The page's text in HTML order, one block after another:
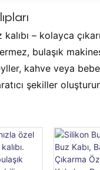
– kolayca
bulaşık
kahve veya
şekiller